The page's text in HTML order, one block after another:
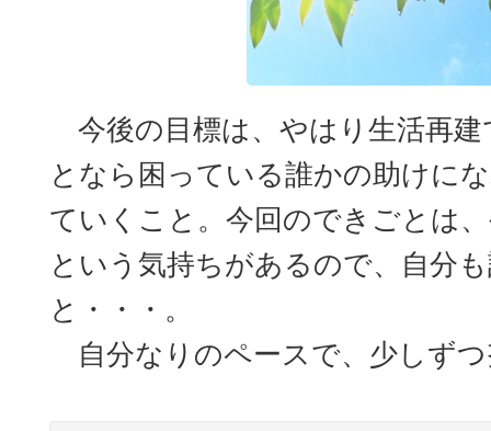
今後の目標は、やはり生活再
となら困っている誰かの助けに
ていくこと。今回のできごとは
という気持ちがあるので、自分
と・・・。
自分なりのペースで、少しず